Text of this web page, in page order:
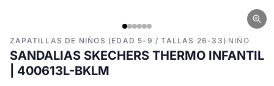
ZAPATILLAS DE NIÑOS (EDAD 5-9 / TALLAS 26-33)·NIÑO
SANDALIAS SKECHERS THERMO INFANTIL
| 400613L-BKLM